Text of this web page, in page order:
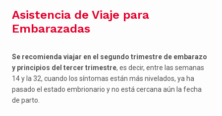
Asistencia de Viaje para
Embarazadas
Se recomienda viajar en el segundo trimestre de embarazo
y principios del tercer trimestre, es decir, entre las semanas
14 y la 32, cuando los síntomas están más nivelados, ya ha
pasado el estado embrionario y no está cercana aún la fecha
de parto.